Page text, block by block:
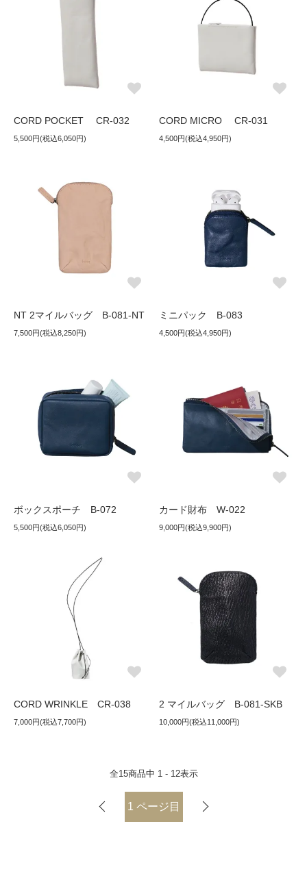
CORD POCKET CR-032
5,500円(税込6,050円)
CORD MICRO CR-031
4,500円(税込4,950円)
NT 2マイルバッグ B-081-NT
7,500円(税込8,250円)
ミニパック B-083
4,500円(税込4,950円)
ボックスポーチ B-072
5,500円(税込6,050円)
カード財布 W-022
9,000円(税込9,900円)
CORD WRINKLE CR-038
7,000円(税込7,700円)
2 マイルバッグ B-081-SKB
10,000円(税込11,000円)
全15商品中 1 - 12表示
1 ページ目